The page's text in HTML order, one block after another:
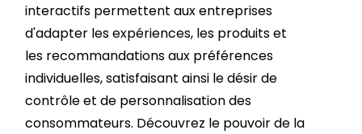
interactifs permettent aux entreprises
d'adapter les expériences, les produits et
les recommandations aux préférences
individuelles, satisfaisant ainsi le désir de
contrôle et de personnalisation des
consommateurs. Découvrez le pouvoir de la